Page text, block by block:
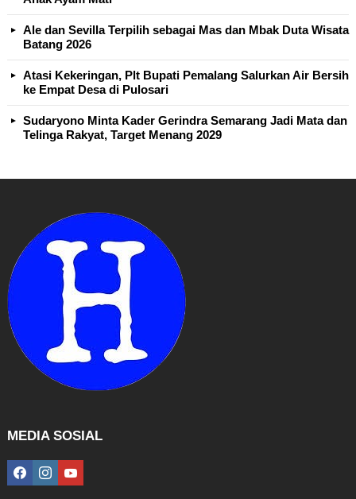
Ale dan Sevilla Terpilih sebagai Mas dan Mbak Duta Wisata
Batang 2026
Atasi Kekeringan, Plt Bupati Pemalang Salurkan Air Bersih
ke Empat Desa di Pulosari
Sudaryono Minta Kader Gerindra Semarang Jadi Mata dan
Telinga Rakyat, Target Menang 2029
MEDIA SOSIAL
facebookinstagramyoutube